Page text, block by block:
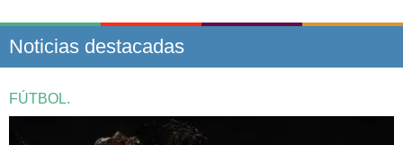
Noticias destacadas
FÚTBOL.